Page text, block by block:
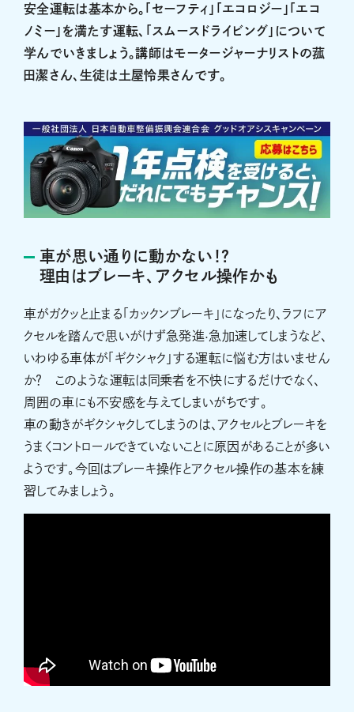
安全運転は基本から。「セーフティ」「エコロジー」「エコ
ノミー」を満たす運転、「スムースドライビング」について
学んでいきましょう。講師はモータージャーナリストの菰
田潔さん、生徒は土屋怜果さんです。
車が思い通りに動かない！？
理由はブレーキ、アクセル操作かも
車がガクッと止まる「カックンブレーキ」になったり、ラフにア
クセルを踏んで思いがけず急発進·急加速してしまうなど、
いわゆる車体が「ギクシャク」する運転に悩む方はいません
か？ このような運転は同乗者を不快にするだけでなく、
周囲の車にも不安感を与えてしまいがちです。
車の動きがギクシャクしてしまうのは、アクセルとブレーキを
うまくコントロールできていないことに原因があることが多い
ようです。今回はブレーキ操作とアクセル操作の基本を練
習してみましょう。